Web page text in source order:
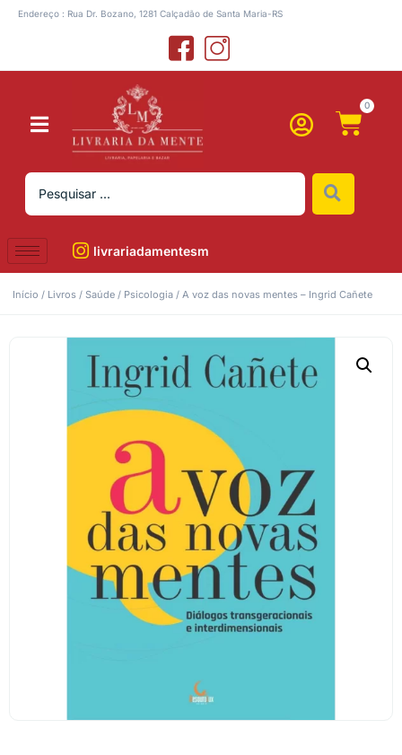
Endereço : Rua Dr. Bozano, 1281 Calçadão de Santa Maria-RS
0
livrariadamentesm
Início / Livros / Saúde / Psicologia / A voz das novas mentes – Ingrid Cañete